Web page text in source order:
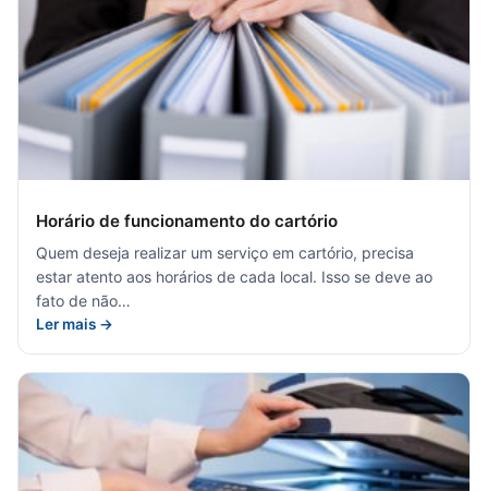
Horário de funcionamento do cartório
Quem deseja realizar um serviço em cartório, precisa
estar atento aos horários de cada local. Isso se deve ao
fato de não…
Ler mais →